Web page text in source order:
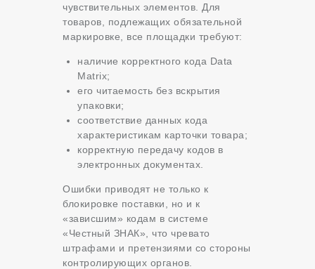
чувствительных элементов. Для
товаров, подлежащих обязательной
маркировке, все площадки требуют:
наличие корректного кода Data
Matrix;
его читаемость без вскрытия
упаковки;
соответствие данных кода
характеристикам карточки товара;
корректную передачу кодов в
электронных документах.
Ошибки приводят не только к
блокировке поставки, но и к
«зависшим» кодам в системе
«Честный ЗНАК», что чревато
штрафами и претензиями со стороны
контролирующих органов.